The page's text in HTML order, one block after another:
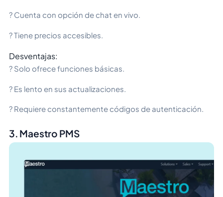
? Cuenta con opción de chat en vivo.
? Tiene precios accesibles.
Desventajas:
? Solo ofrece funciones básicas.
? Es lento en sus actualizaciones.
? Requiere constantemente códigos de autenticación.
3. Maestro PMS